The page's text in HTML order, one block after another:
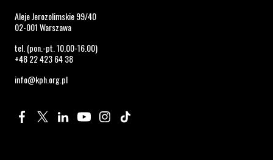
Aleje Jerozolimskie 99/40
02-001 Warszawa
tel. (pon.-pt. 10.00-16.00)
+48 22 423 64 38
info@kph.org.pl
Profil na Facebook. Strona otwiera się w nowym oknie.
Profil na Twitter. Strona otwiera się w nowym oknie.
Profil na LinkedIn. Strona otwiera się w nowym oknie.
Profil na YouTube. Strona otwiera się w nowym
Profil na Instagram. Strona otwiera się